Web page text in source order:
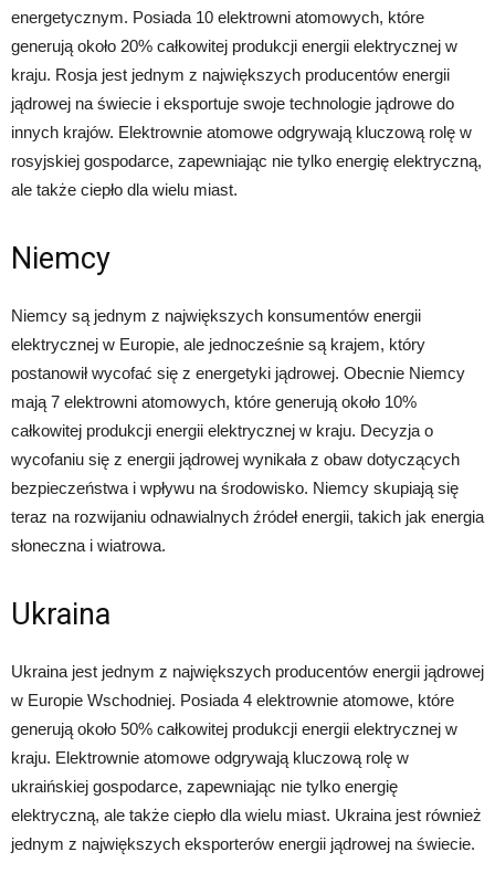
energetycznym. Posiada 10 elektrowni atomowych, które
generują około 20% całkowitej produkcji energii elektrycznej w
kraju. Rosja jest jednym z największych producentów energii
jądrowej na świecie i eksportuje swoje technologie jądrowe do
innych krajów. Elektrownie atomowe odgrywają kluczową rolę w
rosyjskiej gospodarce, zapewniając nie tylko energię elektryczną,
ale także ciepło dla wielu miast.
Niemcy
Niemcy są jednym z największych konsumentów energii
elektrycznej w Europie, ale jednocześnie są krajem, który
postanowił wycofać się z energetyki jądrowej. Obecnie Niemcy
mają 7 elektrowni atomowych, które generują około 10%
całkowitej produkcji energii elektrycznej w kraju. Decyzja o
wycofaniu się z energii jądrowej wynikała z obaw dotyczących
bezpieczeństwa i wpływu na środowisko. Niemcy skupiają się
teraz na rozwijaniu odnawialnych źródeł energii, takich jak energia
słoneczna i wiatrowa.
Ukraina
Ukraina jest jednym z największych producentów energii jądrowej
w Europie Wschodniej. Posiada 4 elektrownie atomowe, które
generują około 50% całkowitej produkcji energii elektrycznej w
kraju. Elektrownie atomowe odgrywają kluczową rolę w
ukraińskiej gospodarce, zapewniając nie tylko energię
elektryczną, ale także ciepło dla wielu miast. Ukraina jest również
jednym z największych eksporterów energii jądrowej na świecie.